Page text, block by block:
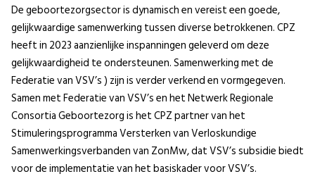
De geboortezorgsector is dynamisch en vereist een goede,
gelijkwaardige samenwerking tussen diverse betrokkenen. CPZ
heeft in 2023 aanzienlijke inspanningen geleverd om deze
gelijkwaardigheid te ondersteunen. Samenwerking met de
Federatie van VSV’s ) zijn is verder verkend en vormgegeven.
Samen met Federatie van VSV’s en het Netwerk Regionale
Consortia Geboortezorg is het CPZ partner van het
Stimuleringsprogramma Versterken van Verloskundige
Samenwerkingsverbanden van ZonMw, dat VSV’s subsidie biedt
voor de implementatie van het basiskader voor VSV’s.